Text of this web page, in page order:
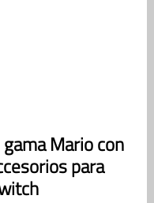
Mario con
para